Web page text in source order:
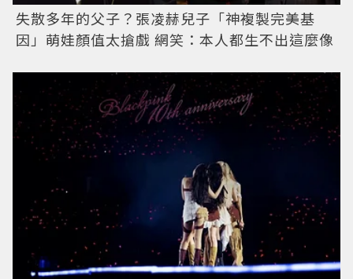
失散多年的父子？張凌赫兒子「神複製完美基
因」萌娃顏值太搶戲 網笑：本人都生不出這麼像